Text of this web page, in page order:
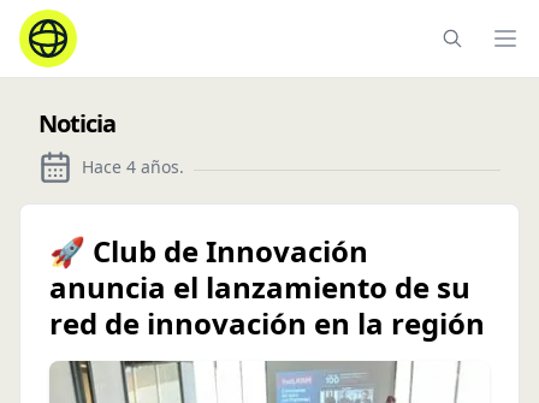
Noticia
Hace 4 años.
🚀 Club de Innovación
anuncia el lanzamiento de su
red de innovación en la región